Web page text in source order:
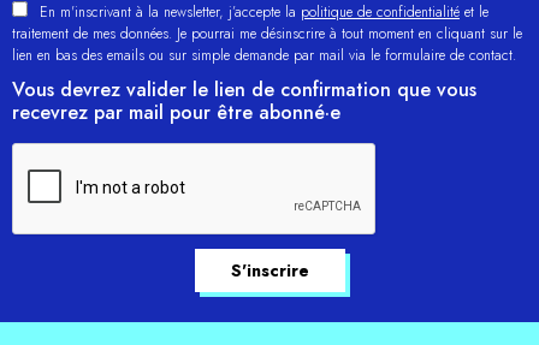
En m'inscrivant à la newsletter, j’accepte la politique de confidentialité et le
traitement de mes données. Je pourrai me désinscrire à tout moment en cliquant sur le
lien en bas des emails ou sur simple demande par mail via le formulaire de contact.
Vous devrez valider le lien de confirmation que vous
recevrez par mail pour être abonné·e